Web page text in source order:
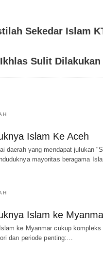
Sekedar Islam
Sulit Dilakukan
Islam Ke Aceh
daerah yang mendapat julukan
mayoritas beragama
Islam ke
ke Myanmar cukup kompleks
dan periode penting:…